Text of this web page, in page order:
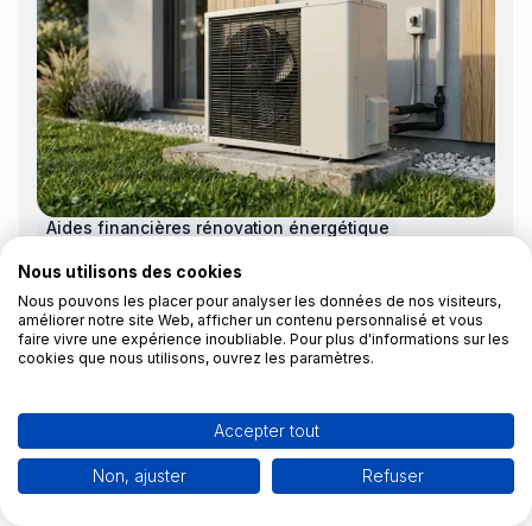
Aides financières rénovation énergétique
BAR-TH-171 : calcul des primes CEE pour une
pompe à chaleur air/eau (guide 2026)
Rony 12 minutes
Nous utilisons des cookies
Nous pouvons les placer pour analyser les données de nos visiteurs,
améliorer notre site Web, afficher un contenu personnalisé et vous
faire vivre une expérience inoubliable. Pour plus d'informations sur les
cookies que nous utilisons, ouvrez les paramètres.
Accepter tout
Non, ajuster Refuser